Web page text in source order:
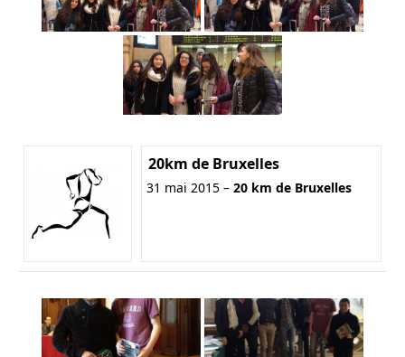
20km de Bruxelles
31 mai 2015 – 20 km de Bruxelles